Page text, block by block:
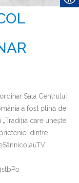
Sala Centrului
a fost plină de
care unește”,
dintre